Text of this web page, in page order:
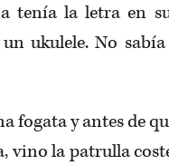
tenía la letra en
ukulele. No
fogata y antes de
vino la patrulla